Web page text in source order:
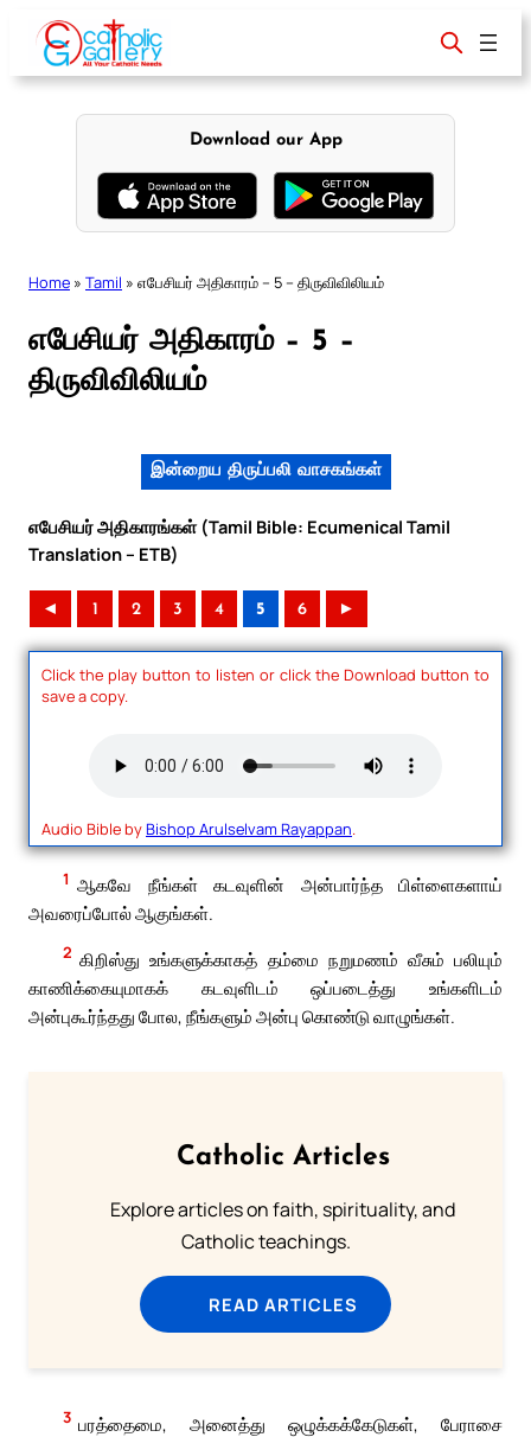
content
Download our App
Home » Tamil » எபேசியர் அதிகாரம் – 5 – திருவிவிலியம்
எபேசியர் அதிகாரம் – 5 –
திருவிவிலியம்
இன்றைய திருப்பலி வாசகங்கள்
எபேசியர் அதிகாரங்கள் (Tamil Bible: Ecumenical Tamil
Translation – ETB)
◄ 1 2 3 4 5 6 ►
Click the play button to listen or click the Download button to
save a copy.
Audio Bible byBishop Arulselvam Rayappan.
1 ஆகவே நீங்கள் கடவுளின் அன்பார்ந்த பிள்ளைகளாய்
அவரைப்போல் ஆகுங்கள்.
2 கிறிஸ்து உங்களுக்காகத் தம்மை நறுமணம் வீசும் பலியும்
காணிக்கையுமாகக் கடவுளிடம் ஒப்படைத்து உங்களிடம்
அன்புகூர்ந்தது போல, நீங்களும் அன்பு கொண்டு வாழுங்கள்.
Catholic Articles
Explore articles on faith, spirituality, and
Catholic teachings.
READ ARTICLES
3 பரத்தைமை, அனைத்து ஒழுக்கக்கேடுகள், பேராசை